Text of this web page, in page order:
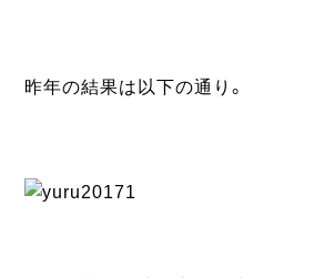
昨年の結果は以下の通り。